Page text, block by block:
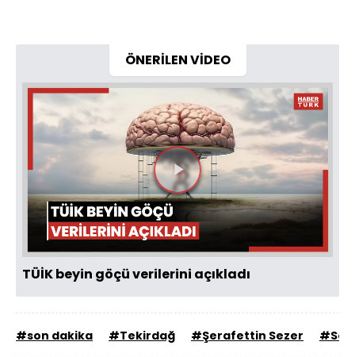
ÖNERİLEN VİDEO
Videoyu
Oynat
TÜİK beyin göçü verilerini açıkladı
#son dakika #Tekirdağ #Şerafettin Sezer